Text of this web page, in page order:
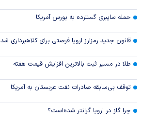
حمله سایبری گسترده به بورس آمریکا
قانون جدید رمزارز اروپا فرصتی برای کلاهبرداری شد
طلا در مسیر ثبت بالاترین افزایش قیمت هفته
توقف بی‌سابقه صادرات نفت عربستان به آمریکا
چرا گاز در اروپا گرانتر شده‌است؟